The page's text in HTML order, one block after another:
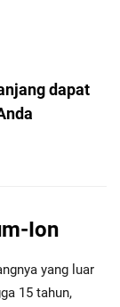
dapat
Ion
yang luar
15 tahun,